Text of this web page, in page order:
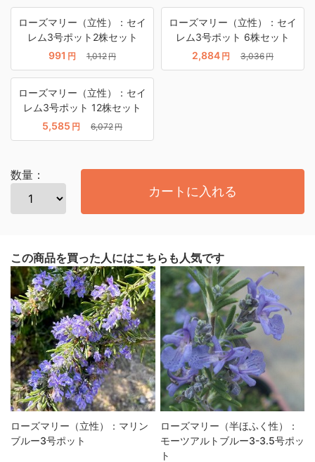
ローズマリー（立性）：セイ
レム3号ポット2株セット
991 円 1,012円
ローズマリー（立性）：セイ
レム3号ポット 6株セット
2,884 円 3,036円
ローズマリー（立性）：セイ
レム3号ポット 12株セット
5,585 円 6,072円
数量：
カートに入れる
この商品を買った人にはこちらも人気です
ローズマリー（立性）：マリン
ブルー3号ポット
ローズマリー（半ほふく性）：
モーツアルトブルー3-3.5号ポッ
ト